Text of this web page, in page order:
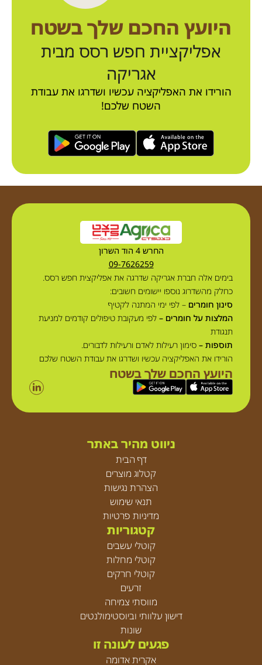
היועץ החכם שלך בשטח
אפליקציית חפש רסס מבית
אגריקה
הורידו את האפליקציה עכשיו ושדרגו את עבודת
השטח שלכם!
החרש 4 הוד השרון
09-7626259
בימים אלה חברת אגריקה שדרגה את אפליקצית חפש רסס.
כחלק מהשדרוג נוספו יישומים חשובים:
סינון חומרים – לפי ימי המתנה לקטיף
המלצות על חומרים – לפי מעקובת טיפולים קודמים למניעת
תנגודת
תוספות – סימון רעילות לאדם ורעילות לדבורים.
הורידו את האפליקציה עכשיו ושדרגו את עבודת השטח שלכם
היועץ החכם שלך בשטח
ניווט מהיר באתר
דף הבית
קטלוג מוצרים
הצהרת נגישות
תנאי שימוש
מדיניות פרטיות
קטגוריות
קוטלי עשבים
קוטלי מחלות
קוטלי חרקים
זרעים
מווסתי צמיחה
דישון עלוותי וביוסטימולנטים
שונות
פגעים לעונה זו
אקרית אדומה